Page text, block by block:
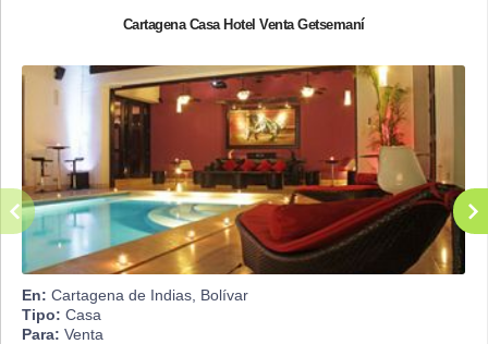
Cartagena Casa Hotel Venta Getsemaní
En: Cartagena de Indias, Bolívar
Tipo: Casa
Para: Venta